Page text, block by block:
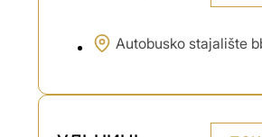
Autobusko stajalište